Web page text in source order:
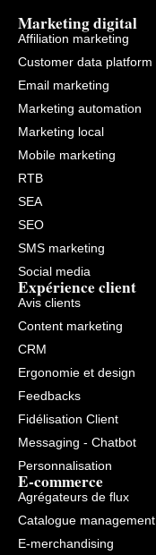
Marketing digital
Affiliation marketing
Customer data platform
Email marketing
Marketing automation
Marketing local
Mobile marketing
RTB
SEA
SEO
SMS marketing
Social media
Expérience client
Avis clients
Content marketing
CRM
Ergonomie et design
Feedbacks
Fidélisation Client
Messaging - Chatbot
Personnalisation
E-commerce
Agrégateurs de flux
Catalogue management
E-merchandising